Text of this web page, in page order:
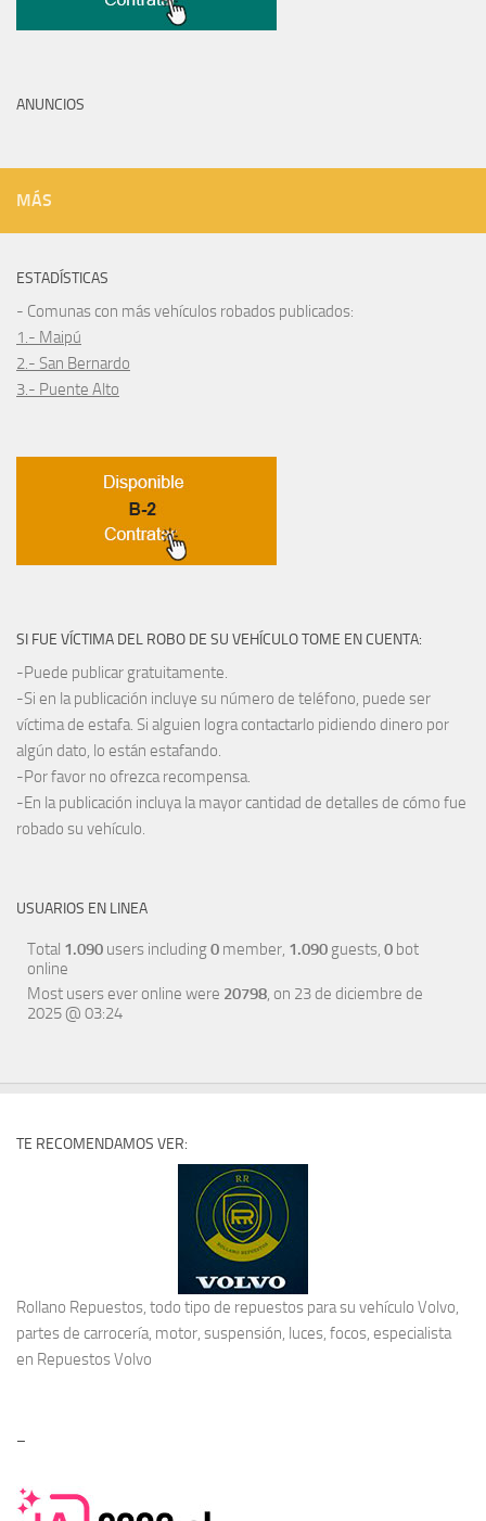
ANUNCIOS
MÁS
ESTADÍSTICAS
- Comunas con más vehículos robados publicados:
1.- Maipú
2.- San Bernardo
3.- Puente Alto
SI FUE VÍCTIMA DEL ROBO DE SU VEHÍCULO TOME EN CUENTA:
-Puede publicar gratuitamente.
-Si en la publicación incluye su número de teléfono, puede ser
víctima de estafa. Si alguien logra contactarlo pidiendo dinero por
algún dato, lo están estafando.
-Por favor no ofrezca recompensa.
-En la publicación incluya la mayor cantidad de detalles de cómo fue
robado su vehículo.
USUARIOS EN LINEA
Total 1.090 users including0 member, 1.090 guests, 0 bot
online
Most users ever online were 20798, on 23 de diciembre de
2025 @ 03:24
TE RECOMENDAMOS VER:
Rollano Repuestos, todo tipo de repuestos para su vehículo Volvo,
partes de carrocería, motor, suspensión, luces, focos, especialista
en Repuestos Volvo
–